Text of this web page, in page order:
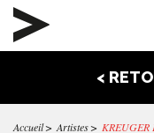
<
Accueil Artistes KREUGER